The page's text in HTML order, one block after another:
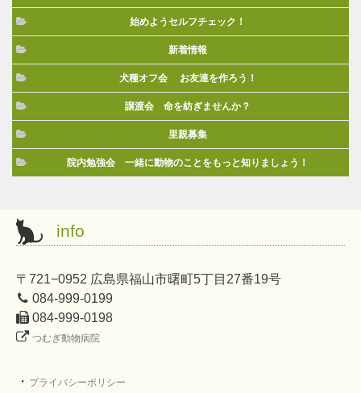
始めようセルフチェック！
新着情報
犬種オフ会 お友達を作ろう！
譲渡会 命を紡ぎませんか？
里親募集
院内勉強会 一緒に動物のことをもっと知りましょう！
info
〒721−0952 広島県福山市曙町5丁目27番19号
084-999-0199
084-999-0198
つむぎ動物病院
・ プライバシーポリシー